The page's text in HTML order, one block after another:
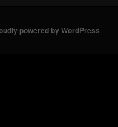
powered by WordPress